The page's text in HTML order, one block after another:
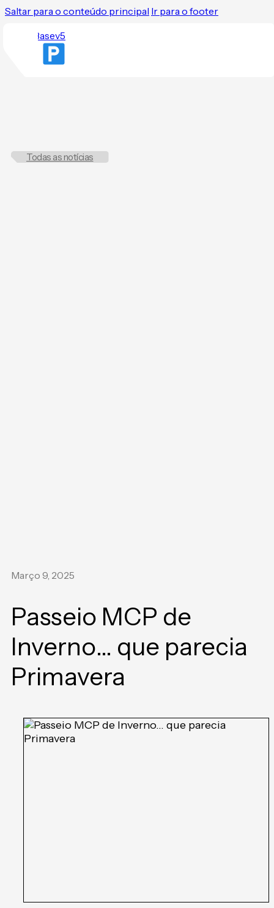
Saltar para o conteúdo principal Ir para o footer
Todas as notícias
Março 9, 2025
Passeio MCP de
Inverno… que parecia
Primavera